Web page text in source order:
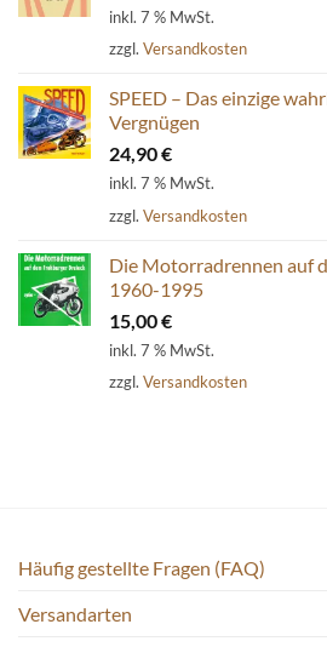
inkl. 7 % MwSt.
zzgl. Versandkosten
SPEED – Das einzige
Vergnügen
24,90€
inkl. 7 % MwSt.
zzgl. Versandkosten
Die Motorradrennen auf
1960-1995
15,00€
inkl. 7 % MwSt.
zzgl. Versandkosten
Häufig gestellte Fragen (FAQ)
Versandarten